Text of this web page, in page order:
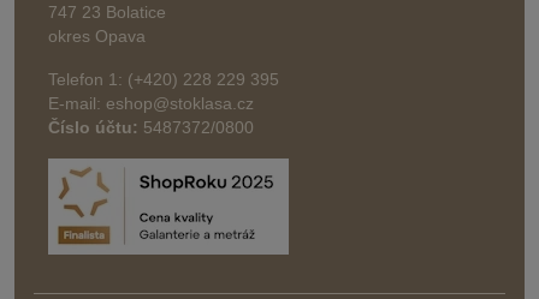
747 23 Bolatice
okres Opava
Telefon 1: (+420) 228 229 395
E-mail: eshop@stoklasa.cz
Číslo účtu: 5487372/0800